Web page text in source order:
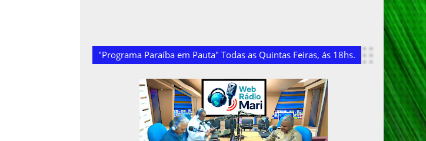
"Programa Paraíba em Pauta" Todas as Quintas Feiras, ás 18hs.